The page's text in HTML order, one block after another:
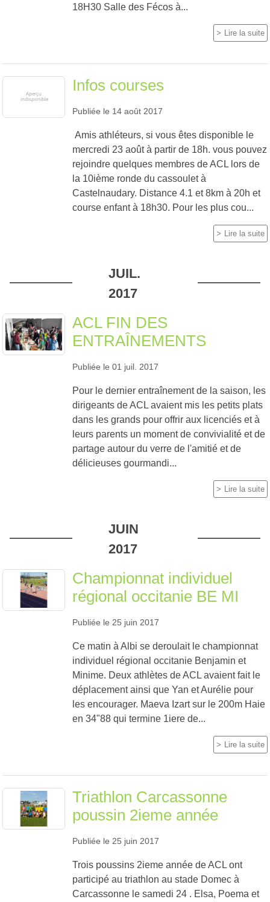
18H30 Salle des Fécos à...
Lire la suite
Infos courses
Publiée le 14 août 2017
Amis athléteurs, si vous êtes disponible le
mercredi 23 août à partir de 18h. vous pouvez
rejoindre quelques membres de ACL lors de
la 10ième ronde du cassoulet à
Castelnaudary. Distance 4.1 et 8km à 20h et
course enfant à 18h30. Pour les plus cou...
Lire la suite
JUIL.
2017
ACL FIN DES
ENTRAÎNEMENTS
Publiée le 01 juil. 2017
Pour le dernier entraînement de la saison, les
dirigeants de ACL avaient mis les petits plats
dans les grands pour offrir aux licenciés et à
leurs parents un moment de convivialité et de
partage autour du verre de l'amitié et de
délicieuses gourmandi...
Lire la suite
JUIN
2017
Championnat individuel
régional occitanie BE MI
Publiée le 25 juin 2017
Ce matin à Albi se deroulait le championnat
individuel régional occitanie Benjamin et
Minime. Deux athlètes de ACL avaient fait le
déplacement ainsi que Yan et Aurélie pour
les encourager. Maeva Izart sur le 200m Haie
en 34"88 qui termine 1iere de...
Lire la suite
Triathlon Carcassonne
poussin 2ieme année
Publiée le 25 juin 2017
Trois poussins 2ieme année de ACL ont
participé au triathlon au stade Domec à
Carcassonne le samedi 24 . Elsa, Poema et